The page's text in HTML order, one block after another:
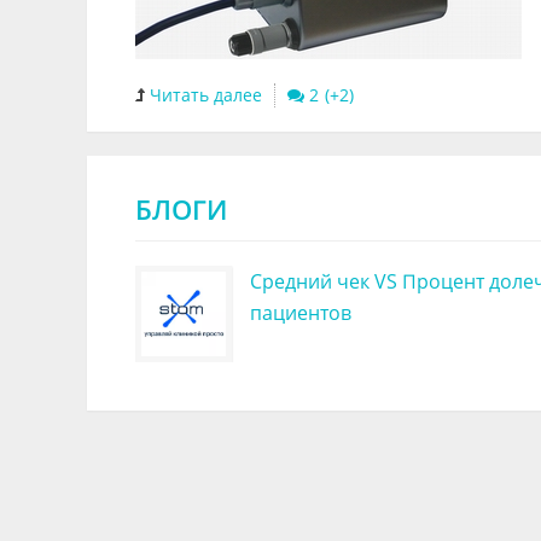
Читать далее 2
БЛОГИ
Средний чек VS Процент
пациентов